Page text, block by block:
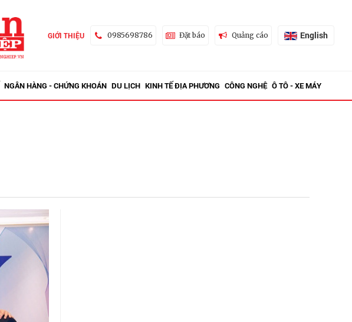
GIỚI THIỆU 0985698786 Đặt báo Quảng cáo English
NGÂN HÀNG - CHỨNG KHOÁN DU LỊCH KINH TẾ ĐỊA PHƯƠNG CÔNG NGHỆ Ô TÔ - XE MÁY